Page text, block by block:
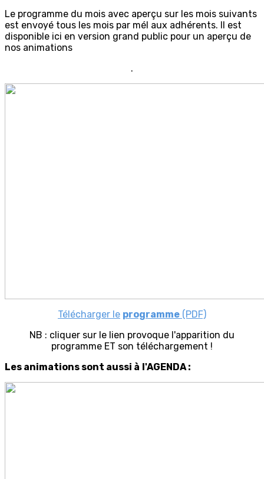
Le programme du mois avec aperçu sur les mois suivants
est envoyé tous les mois par mél aux adhérents. Il est
disponible ici en version grand public pour un aperçu de
nos animations
.
Télécharger le programme (PDF)
NB : cliquer sur le lien provoque l'apparition du
programme ET son téléchargement !
Les animations sont aussi à l'AGENDA :